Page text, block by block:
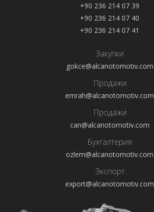
+90 236 214 07 39
+90 236 214 07 40
+90 236 214 07 41
Закупки
gokce@alcanotomotiv.com
Продажи
emrah@alcanotomotiv.com
Продажи
can@alcanotomotiv.com
Бухгалтерия
ozlem@alcanotomotiv.com
Экспорт
export@alcanotomotiv.com